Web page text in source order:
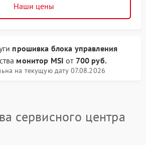
Наши цены
прошивка блока управления
монитор MSI от 700 руб.
на текущую дату 07.08.2026
сервисного центра